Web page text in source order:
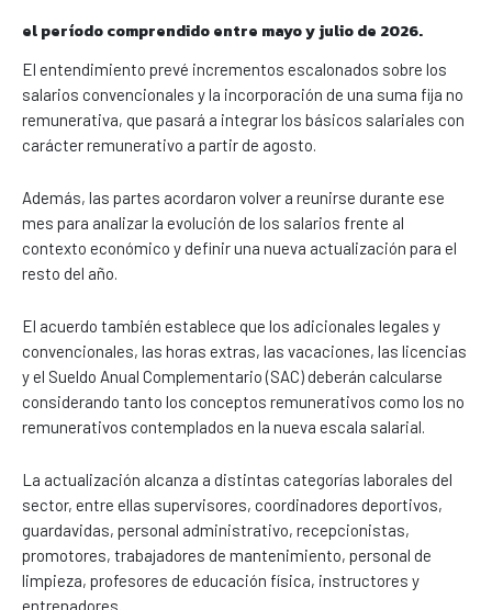
el período comprendido entre mayo y julio de 2026.
El entendimiento prevé incrementos escalonados sobre los
salarios convencionales y la incorporación de una suma fija no
remunerativa, que pasará a integrar los básicos salariales con
carácter remunerativo a partir de agosto.
Además, las partes acordaron volver a reunirse durante ese
mes para analizar la evolución de los salarios frente al
contexto económico y definir una nueva actualización para el
resto del año.
El acuerdo también establece que los adicionales legales y
convencionales, las horas extras, las vacaciones, las licencias
y el Sueldo Anual Complementario (SAC) deberán calcularse
considerando tanto los conceptos remunerativos como los no
remunerativos contemplados en la nueva escala salarial.
La actualización alcanza a distintas categorías laborales del
sector, entre ellas supervisores, coordinadores deportivos,
guardavidas, personal administrativo, recepcionistas,
promotores, trabajadores de mantenimiento, personal de
limpieza, profesores de educación física, instructores y
entrenadores.